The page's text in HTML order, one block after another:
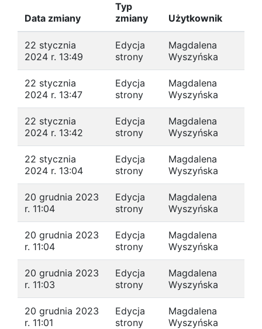
Data zmiany
Typ
zmiany
Użytkownik
22 stycznia
2024 r. 13:49
Edycja
strony
Magdalena
Wyszyńska
22 stycznia
2024 r. 13:47
Edycja
strony
Magdalena
Wyszyńska
22 stycznia
2024 r. 13:42
Edycja
strony
Magdalena
Wyszyńska
22 stycznia
2024 r. 13:04
Edycja
strony
Magdalena
Wyszyńska
20 grudnia 2023
r. 11:04
Edycja
strony
Magdalena
Wyszyńska
20 grudnia 2023
r. 11:04
Edycja
strony
Magdalena
Wyszyńska
20 grudnia 2023
r. 11:03
Edycja
strony
Magdalena
Wyszyńska
20 grudnia 2023
r. 11:01
Edycja
strony
Magdalena
Wyszyńska